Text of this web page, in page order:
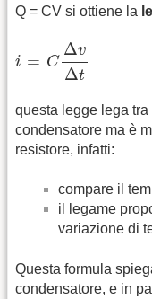
Q = CV si ottiene la
i = C
Δv
Δt
Δ
questa legge lega
condensatore ma è
resistore, infatti:
compare il
il legame
variazione di
Questa formula
condensatore, e in